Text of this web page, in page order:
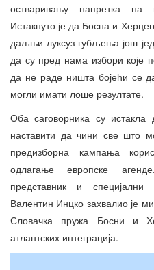
остваривању напретка на
Истакнуто је да Босна и
даљњи луксуз губљења још
да су пред нама избори које
да не раде ништа бојећи се
могли имати лоше резултате.
Оба саговорника су
наставити да чини све што
предизборна кампања
одлагање европске
представник и специјални
Валентин Инцко захвалио је
Словачка пружа Босни и
атлантских интеграција.